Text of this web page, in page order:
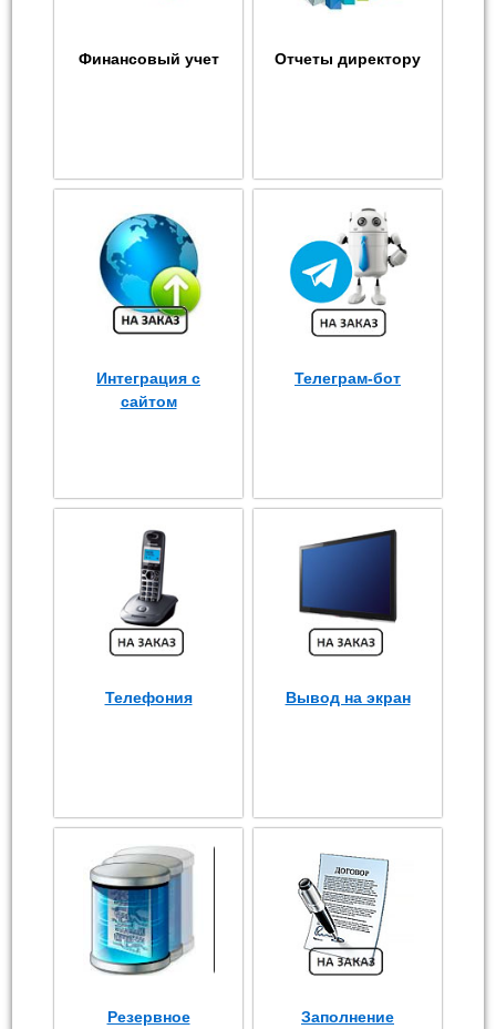
Финансовый учет Отчеты директору
Интеграция с
сайтом
Телеграм-бот
Телефония Вывод на экран
Резервное
Заполнение